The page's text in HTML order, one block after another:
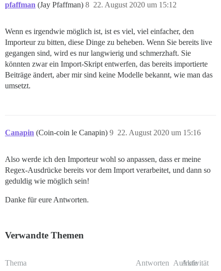
pfaffman (Jay Pfaffman) 22. August 2020 um 15:12
8
Wenn es irgendwie möglich ist, ist es viel, viel einfacher, den
Importeur zu bitten, diese Dinge zu beheben. Wenn Sie bereits live
gegangen sind, wird es nur langwierig und schmerzhaft. Sie
könnten zwar ein Import-Skript entwerfen, das bereits importierte
Beiträge ändert, aber mir sind keine Modelle bekannt, wie man das
umsetzt.
Canapin (Coin-coin le Canapin) 22. August 2020 um 15:16
9
Also werde ich den Importeur wohl so anpassen, dass er meine
Regex-Ausdrücke bereits vor dem Import verarbeitet, und dann so
geduldig wie möglich sein!
Danke für eure Antworten.
Verwandte Themen
Thema Antworten Aufrufe
Aktivität